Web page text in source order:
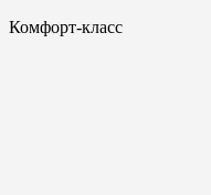
Комфорт-класс